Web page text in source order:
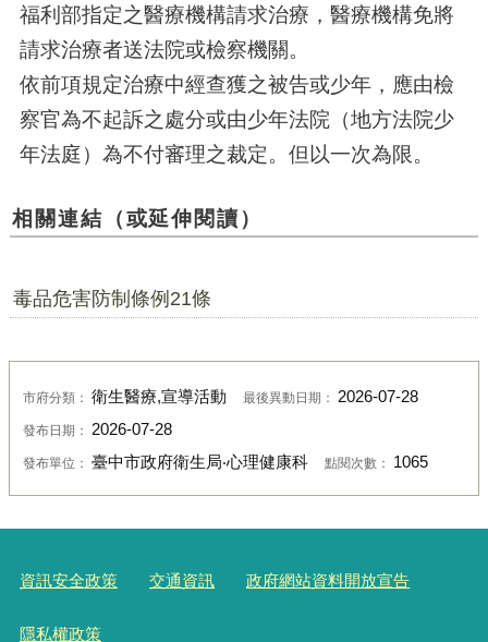
福利部指定之醫療機構請求治療，醫療機構免將
請求治療者送法院或檢察機關。
依前項規定治療中經查獲之被告或少年，應由檢
察官為不起訴之處分或由少年法院（地方法院少
年法庭）為不付審理之裁定。但以一次為限。
相關連結（或延伸閱讀）
毒品危害防制條例21條
市府分類： 衛生醫療,宣導活動 最後異動日期： 2026-07-28
發布日期： 2026-07-28
發布單位： 臺中市政府衛生局‧心理健康科 點閱次數： 1065
資訊安全政策 交通資訊 政府網站資料開放宣告
隱私權政策